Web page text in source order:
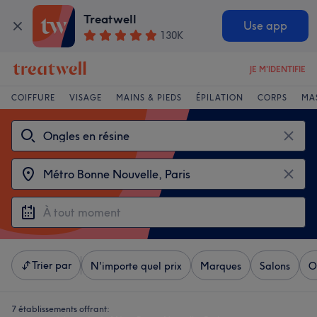
Treatwell
130K
Use app
JE M'IDENTIFIE
COIFFURE VISAGE MAINS & PIEDS ÉPILATION CORPS
Trier par N'importe quel prix Marques Salons
7 établissements offrant: